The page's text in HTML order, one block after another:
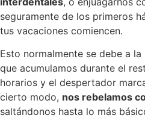
seguramente de los primeros
tus vacaciones comiencen.
Esto normalmente se debe a
que acumulamos durante el
horarios y el despertador
cierto modo, nos rebelamos
saltándonos hasta lo más